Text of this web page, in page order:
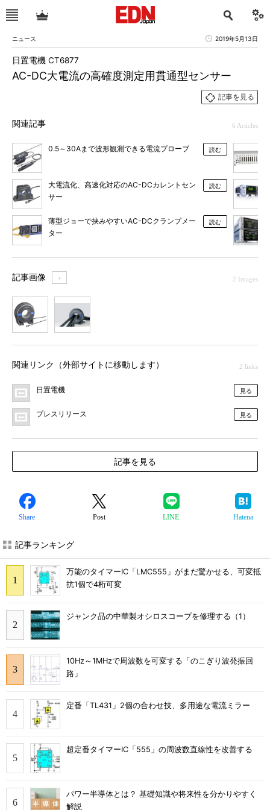
ニュース 2019年5月13日
AC-DC大電流の高確度測定用貫通型センサー
日置電機 CT6877
記事を見る
関連記事 6 Articles
0.5～30Aまで波形観測できる電流プローブ 読む
大電流化、高速化対応のAC-DCカレントセン
サー
読む
薄型ジョーで挟みやすいAC-DCクランプメー
ター
読む
記事画像 ＋ 2 Images
関連リンク（外部サイトに移動します） 2 links
日置電機 見る
プレスリリース 見る
記事を見る
Share Post LINE Hatena
記事ランキング
万能のタイマーIC「LMC555」がまだ驚かせる、可変抵
抗1個で4桁可変
ジャンク品の中華製オシロスコープを修理する（1）
10Hz～1MHzで周波数を可変する「のこぎり波発振回
路」
定番「TL431」2個の合わせ技、多用途な電流ミラー
超定番タイマーIC「555」の周波数直線性を改善する
パワー半導体とは？ 基礎知識や将来性を分かりやすく
解説